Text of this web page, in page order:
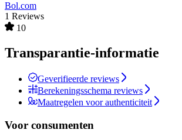
Bol.com
1 Reviews
10
Transparantie-informatie
Geverifieerde reviews
Berekeningsschema reviews
Maatregelen voor authenticiteit
Voor consumenten